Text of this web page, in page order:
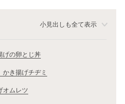
小見出しも全て表示
げの卵とじ丼
き揚げチヂミ
オムレツ